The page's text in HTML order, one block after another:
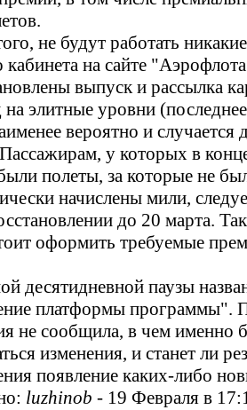
не будут работать
кабинета на сайте
выпуск и рассылка
на элитные уровни
вероятно и случается
у которых в
полеты, за которые не
начислены мили,
до 20 марта.
оформить требуемые
десятидневной паузы
платформы программы".
не сообщила, в чем именно
изменения, и станет ли
появление каких-либо
luzhinob - 19 Февраля в